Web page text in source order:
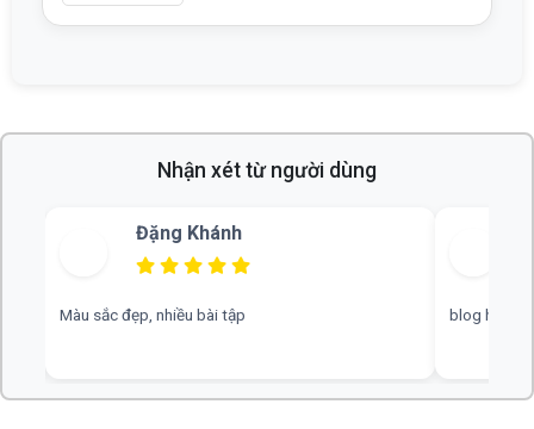
Nhận xét từ người dùng
Bùi Thu
blog hay, chuyên nghiệp, rất mong nhiều đáp án hơn web hay,